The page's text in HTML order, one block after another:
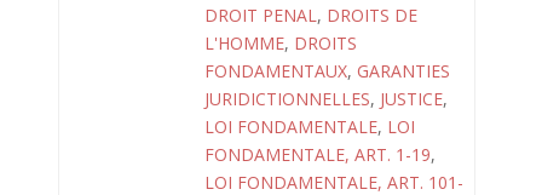
DROIT PENAL, DROITS DE
L'HOMME, DROITS
FONDAMENTAUX, GARANTIES
JURIDICTIONNELLES, JUSTICE,
LOI FONDAMENTALE, LOI
FONDAMENTALE, ART. 1-19,
LOI FONDAMENTALE, ART. 101-